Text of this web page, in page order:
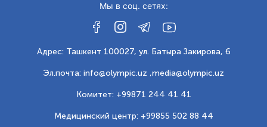
Мы в соц. сетях:
Адрес: Ташкент 100027, ул. Батыра Закирова, 6
Эл.почта: info@olympic.uz ,media@olympic.uz
Комитет: +99871 244 41 41
Медицинский центр: +99855 502 88 44